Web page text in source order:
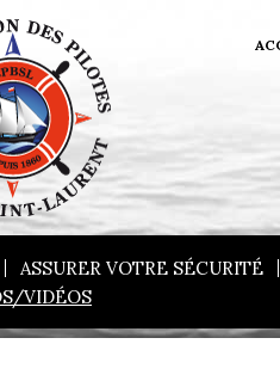
ASSURER VOTRE SÉCURITÉ
VIDÉOS